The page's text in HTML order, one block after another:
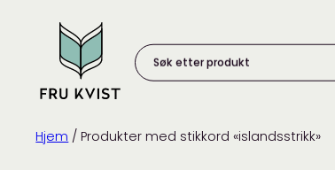
content
etter
produkt:
Hjem / Produkter med stikkord «islandsstrikk»